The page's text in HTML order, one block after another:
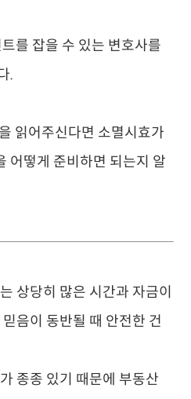
를 잡을 수 있는 변호사를
.
읽어주신다면 소멸시효가
어떻게 준비하면 되는지 알
상당히 많은 시간과 자금이
음이 동반될 때 안전한 건
종종 있기 때문에 부동산